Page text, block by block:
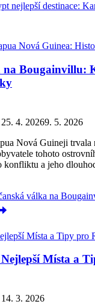
nejlepší destinace:
na Bougainvillu:
25. 4. 20269. 5. 2026
Nová Guineji trvala
tohoto
konfliktu a jeho
válka na
Místa a
14. 3. 2026